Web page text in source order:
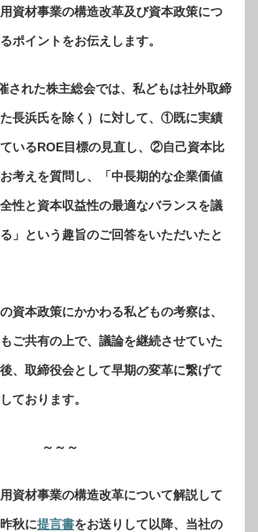
資材事業の構造改革及び資本政策につ
ポイントをお伝えします。
された株主総会では、私どもは社外取締
長浜氏を除く）に対して、①既に実績
いるROE目標の見直し、②自己資本比
考えを質問し、「中長期的な企業価値
性と資本収益性の最適なバランスを議
」という趣旨のご回答をいただいたと
資本政策にかかわる私どもの考察は、
ご共有の上で、議論を継続させていた
、取締役会として早期の変革に繋げて
ております。
～～～
資材事業の構造改革について解説して
秋に提言書をお送りして以降、当社の